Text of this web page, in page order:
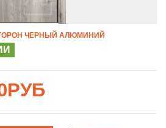
ЧЕРНЫЙ АЛЮМИНИЙ